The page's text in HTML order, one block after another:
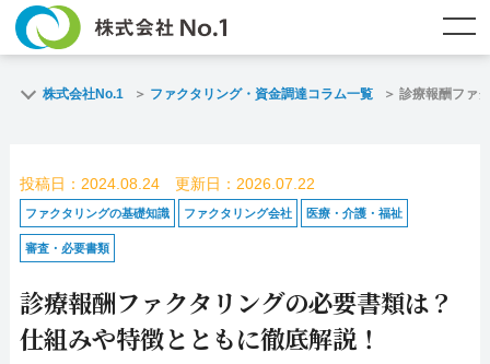
ファクタリングとは？
よくある質問 ファクタリング・資金調達コラム
企業情報
名古屋支店HP 福岡支店HP
株式会社No.1 ファクタリング・資金調達コラム一覧 診療報酬ファ
投稿日：2024.08.24 更新日：2026.07.22
ファクタリングの基礎知識 ファクタリング会社 医療・介護・福祉
審査・必要書類
診療報酬ファクタリングの必要書類は？
仕組みや特徴とともに徹底解説！